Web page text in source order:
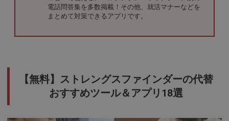
電話問答集を多数掲載！その他、就活マナーなどを
まとめて対策できるアプリです。
【無料】ストレングスファインダーの代替
おすすめツール＆アプリ18選